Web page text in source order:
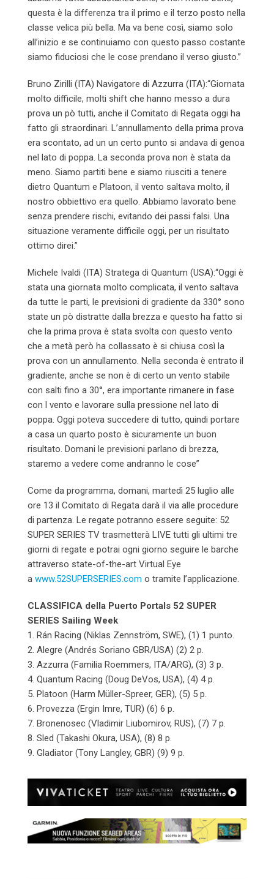
questa è la differenza tra il primo e il terzo posto nella
classe velica più bella. Ma va bene così, siamo solo
all’inizio e se continuiamo con questo passo costante
siamo fiduciosi che le cose prendano il verso giusto.”
Bruno Zirilli (ITA) Navigatore di Azzurra (ITA):“Giornata
molto difficile, molti shift che hanno messo a dura
prova un pò tutti, anche il Comitato di Regata oggi ha
fatto gli straordinari. L’annullamento della prima prova
era scontato, ad un un certo punto si andava di genoa
nel lato di poppa. La seconda prova non è stata da
meno. Siamo partiti bene e siamo riusciti a tenere
dietro Quantum e Platoon, il vento saltava molto, il
nostro obbiettivo era quello. Abbiamo lavorato bene
senza prendere rischi, evitando dei passi falsi. Una
situazione veramente difficile oggi, per un risultato
ottimo direi.”
Michele Ivaldi (ITA) Stratega di Quantum (USA):“Oggi è
stata una giornata molto complicata, il vento saltava
da tutte le parti, le previsioni di gradiente da 330° sono
state un pò distratte dalla brezza e questo ha fatto si
che la prima prova è stata svolta con questo vento
che a metà però ha collassato è si chiusa così la
prova con un annullamento. Nella seconda è entrato il
gradiente, anche se non è di certo un vento stabile
con salti fino a 30°, era importante rimanere in fase
con l vento e lavorare sulla pressione nel lato di
poppa. Oggi poteva succedere di tutto, quindi portare
a casa un quarto posto è sicuramente un buon
risultato. Domani le previsioni parlano di brezza,
staremo a vedere come andranno le cose”
Come da programma, domani, martedì 25 luglio alle
ore 13 il Comitato di Regata darà il via alle procedure
di partenza. Le regate potranno essere seguite: 52
SUPER SERIES TV trasmetterà LIVE tutti gli ultimi tre
giorni di regate e potrai ogni giorno seguire le barche
attraverso state-of-the-art Virtual Eye
a www.52SUPERSERIES.com o tramite l’applicazione.
CLASSIFICA della Puerto Portals 52 SUPER
SERIES Sailing Week
1. Rán Racing (Niklas Zennström, SWE), (1) 1 punto.
2. Alegre (Andrés Soriano GBR/USA) (2) 2 p.
3. Azzurra (Familia Roemmers, ITA/ARG), (3) 3 p.
4. Quantum Racing (Doug DeVos, USA), (4) 4 p.
5. Platoon (Harm Müller-Spreer, GER), (5) 5 p.
6. Provezza (Ergin Imre, TUR) (6) 6 p.
7. Bronenosec (Vladimir Liubomirov, RUS), (7) 7 p.
8. Sled (Takashi Okura, USA), (8) 8 p.
9. Gladiator (Tony Langley, GBR) (9) 9 p.